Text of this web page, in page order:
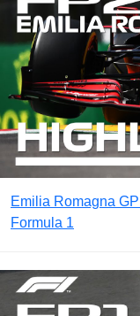
Emilia Romagna
Formula 1